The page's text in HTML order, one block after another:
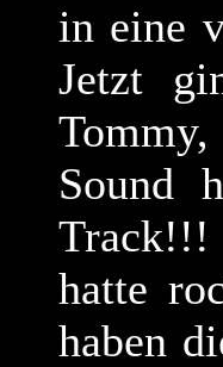
in eine
Jetzt
Sound
hatte
haben